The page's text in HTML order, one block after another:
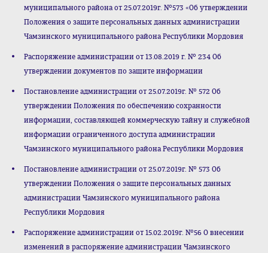
муниципального района от 25.07.2019г. №573 «Об утверждении
Положения о защите персональных данных администрации
Чамзинского муниципального района Республики Мордовия
Распоряжение администрации от 13.08.2019 г. № 234 Об
утверждении документов по защите информации
Постановление администрации от 25.07.2019г. № 572 Об
утверждении Положения по обеспечению сохранности
информации, составляющей коммерческую тайну и служебной
информации ограниченного доступа администрации
Чамзинского муниципального района Республики Мордовия
Постановление администрации от 25.07.2019г. № 573 Об
утверждении Положения о защите персональных данных
администрации Чамзинского муниципального района
Республики Мордовия
Распоряжение администрации от 15.02.2019г. №56 О внесении
изменений в распоряжение администрации Чамзинского